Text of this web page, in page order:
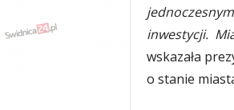
inwestycji.
wskazała
o stanie